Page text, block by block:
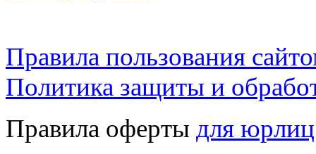
Правила пользования
Политика защиты и
Правила оферты для